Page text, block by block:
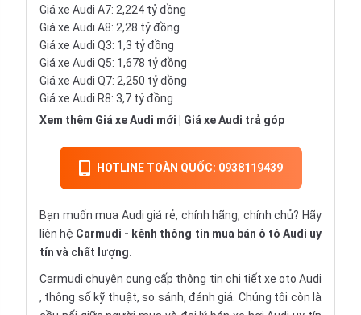
Giá xe Audi A7: 2,224 tỷ đồng
Giá xe Audi A8: 2,28 tỷ đồng
Giá xe Audi Q3: 1,3 tỷ đồng
Giá xe Audi Q5: 1,678 tỷ đồng
Giá xe Audi Q7: 2,250 tỷ đồng
Giá xe Audi R8: 3,7 tỷ đồng
Xem thêm Giá xe Audi mới Giá xe Audi trả góp
HOTLINE TOÀN QUỐC: 0938119439
Bạn muốn mua Audi giá rẻ, chính hãng, chính chủ? Hãy
liên hệ Carmudi - kênh thông tin mua bán ô tô Audi uy
tín và chất lượng.
Carmudi chuyên cung cấp thông tin chi tiết xe oto Audi
, thông số kỹ thuật, so sánh, đánh giá. Chúng tôi còn là